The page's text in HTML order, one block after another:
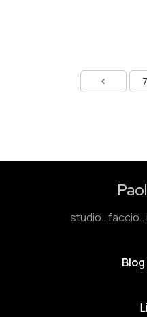
7
studio . faccio
Blog